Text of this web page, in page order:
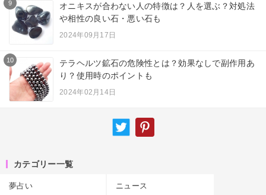
9
オニキスが合わない人の特徴は？人を選ぶ？対処法
や相性の良い石・悪い石も
2024年09月17日
10
テラヘルツ鉱石の危険性とは？効果なしで副作用あ
り？使用時のポイントも
2024年02月14日
カテゴリー一覧
夢占い ニュース